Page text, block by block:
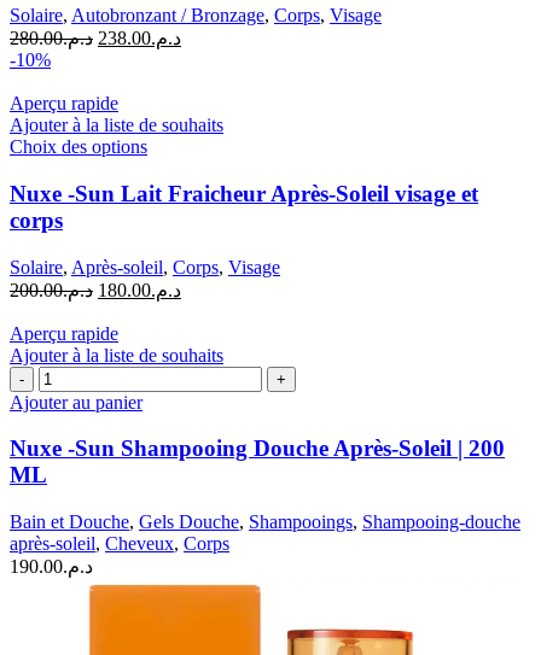
Solaire, Autobronzant / Bronzage, Corps, Visage
د.م.280.00
Le
était :
د.م.280.00.
د.م.238.00
Le
-10%
Aperçu rapide
Ajouter à la liste de souhaits
Choix des optionsCe
a
plusieurs
options
peuvent
sur
produit
Nuxe -Sun Lait Fraicheur Après-Soleil visage et
corps
Solaire, Après-soleil, Corps, Visage
د.م.200.00
Le
initial
était :
د.م.180.00
Le
est :
د.م.180.00.
Aperçu rapide
Ajouter à la liste de souhaits
quantité
de
-
Sun
Shampooing
Après-
Soleil
|
Ajouter au panier
Nuxe -Sun Shampooing Douche Après-Soleil | 200
ML
Bain et Douche, Gels Douche, Shampooings, Shampooing-douche
après-soleil, Cheveux, Corps
د.م.190.00